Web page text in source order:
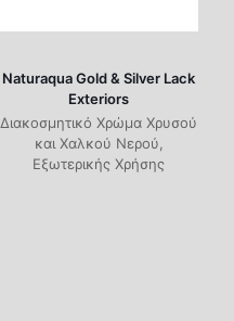
Naturaqua Gold & Silver Lack
Exteriors
Διακοσμητικό Χρώμα Χρυσού
και Χαλκού Νερού,
Εξωτερικής Χρήσης